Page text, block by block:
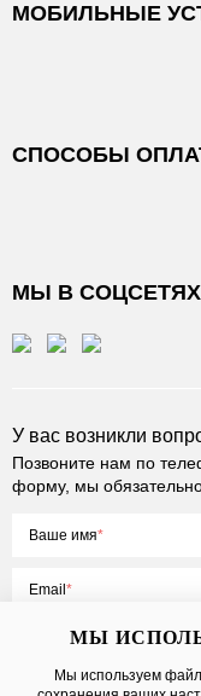
МОБИЛЬНЫЕ
СПОСОБЫ
МЫ В СОЦСЕТЯХ
У вас возникли
Позвоните нам по
форму, мы
Ваше имя
Email
МЫ
Мы используем